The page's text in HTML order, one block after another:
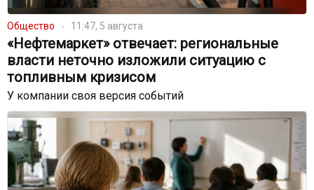
Общество 11:47, 5 августа
«Нефтемаркет» отвечает: региональные
власти неточно изложили ситуацию с
топливным кризисом
У компании своя версия событий